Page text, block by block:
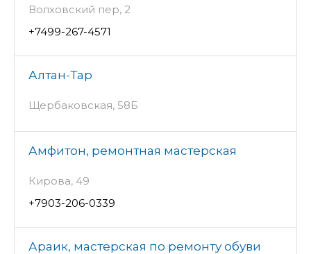
Волховский пер, 2
+7499-267-4571
Алтан-Тар
Щербаковская, 58Б
Амфитон, ремонтная мастерская
Кирова, 49
+7903-206-0339
Араик, мастерская по ремонту обуви